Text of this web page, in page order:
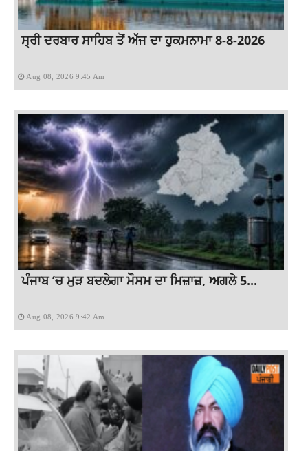
ਸ੍ਰੀ ਦਰਬਾਰ ਸਾਹਿਬ ਤੋਂ ਅੱਜ ਦਾ ਹੁਕਮਨਾਮਾ 8-8-2026
Aug 08, 2026 9:45 Am
ਪੰਜਾਬ ‘ਚ ਮੁੜ ਬਦਲੇਗਾ ਮੌਸਮ ਦਾ ਮਿਜ਼ਾਜ਼, ਅਗਲੇ 5...
Aug 08, 2026 9:42 Am